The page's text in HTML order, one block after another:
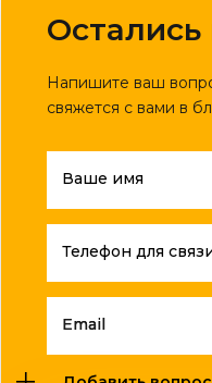
Напишите ваш
свяжется с вами в
Ваше имя
Телефон для
Email